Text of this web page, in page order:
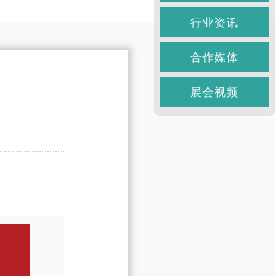
行业资讯
合作媒体
展会视频